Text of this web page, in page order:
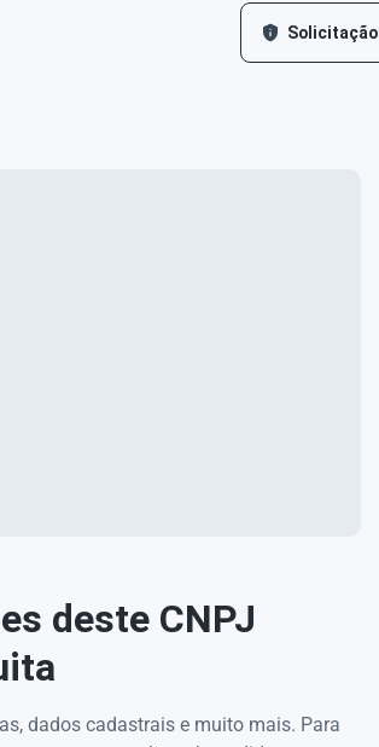
deste CNPJ
dados cadastrais e muito mais. Para